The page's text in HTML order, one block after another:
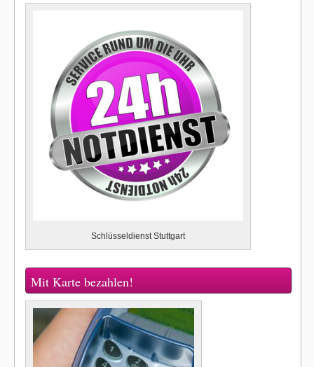
Schlüsseldienst Stuttgart
Mit Karte bezahlen!